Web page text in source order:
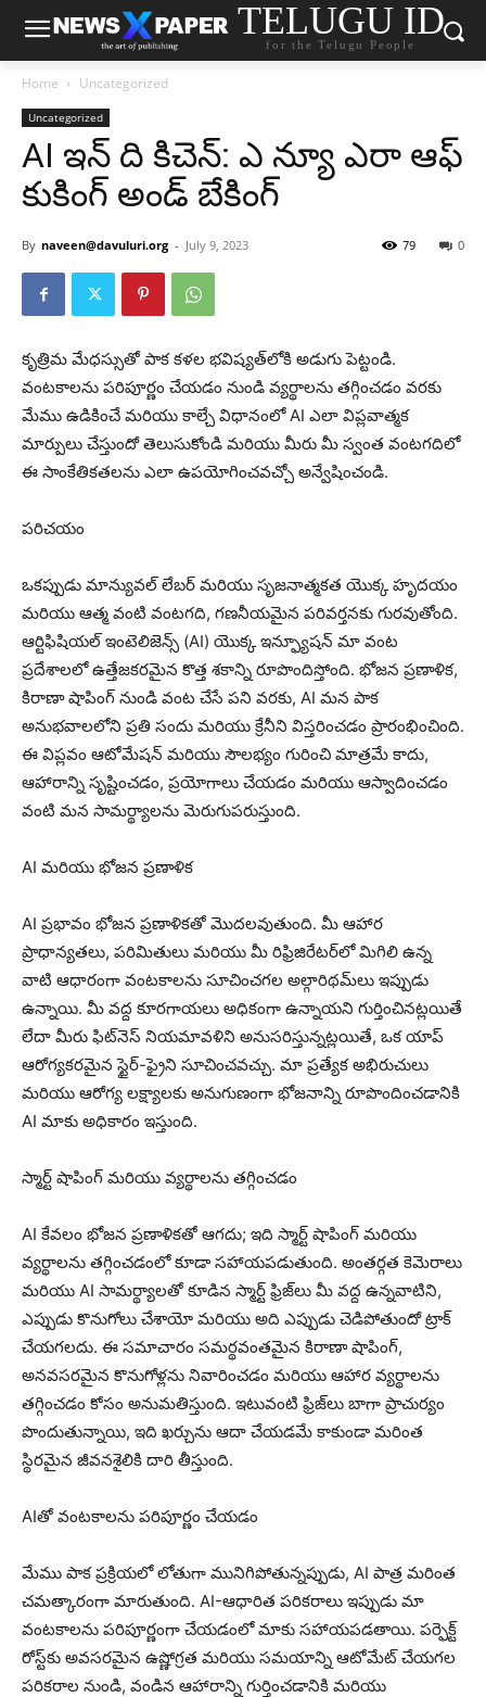
TELUGU ID
for the Telugu People
Home Uncategorized
Uncategorized
AI ఇన్ ది కిచెన్: ఎ న్యూ ఎరా ఆఫ్
కుకింగ్ అండ్ బేకింగ్
By naveen@davuluri.org - July 9, 2023 0
79
కృత్రిమ మేధస్సుతో పాక కళల భవిష్యత్‌లోకి అడుగు పెట్టండి.
వంటకాలను పరిపూర్ణం చేయడం నుండి వ్యర్థాలను తగ్గించడం వరకు
మేము ఉడికించే మరియు కాల్చే విధానంలో AI ఎలా విప్లవాత్మక
మార్పులు చేస్తుందో తెలుసుకోండి మరియు మీరు మీ స్వంత వంటగదిలో
ఈ సాంకేతికతలను ఎలా ఉపయోగించవచ్చో అన్వేషించండి.
పరిచయం
ఒకప్పుడు మాన్యువల్ లేబర్ మరియు సృజనాత్మకత యొక్క హృదయం
మరియు ఆత్మ వంటి వంటగది, గణనీయమైన పరివర్తనకు గురవుతోంది.
ఆర్టిఫిషియల్ ఇంటెలిజెన్స్ (AI) యొక్క ఇన్ఫ్యూషన్ మా వంట
ప్రదేశాలలో ఉత్తేజకరమైన కొత్త శకాన్ని రూపొందిస్తోంది. భోజన ప్రణాళిక,
కిరాణా షాపింగ్ నుండి వంట చేసే పని వరకు, AI మన పాక
అనుభవాలలోని ప్రతి సందు మరియు క్రేనీని విస్తరించడం ప్రారంభించింది.
ఈ విప్లవం ఆటోమేషన్ మరియు సౌలభ్యం గురించి మాత్రమే కాదు,
ఆహారాన్ని సృష్టించడం, ప్రయోగాలు చేయడం మరియు ఆస్వాదించడం
వంటి మన సామర్థ్యాలను మెరుగుపరుస్తుంది.
AI మరియు భోజన ప్రణాళిక
AI ప్రభావం భోజన ప్రణాళికతో మొదలవుతుంది. మీ ఆహార
ప్రాధాన్యతలు, పరిమితులు మరియు మీ రిఫ్రిజిరేటర్‌లో మిగిలి ఉన్న
వాటి ఆధారంగా వంటకాలను సూచించగల అల్గారిథమ్‌లు ఇప్పుడు
ఉన్నాయి. మీ వద్ద కూరగాయలు అధికంగా ఉన్నాయని గుర్తించినట్లయితే
లేదా మీరు ఫిట్‌నెస్ నియమావళిని అనుసరిస్తున్నట్లయితే, ఒక యాప్
ఆరోగ్యకరమైన స్టైర్-ఫ్రైని సూచించవచ్చు. మా ప్రత్యేక అభిరుచులు
మరియు ఆరోగ్య లక్ష్యాలకు అనుగుణంగా భోజనాన్ని రూపొందించడానికి
AI మాకు అధికారం ఇస్తుంది.
స్మార్ట్ షాపింగ్ మరియు వ్యర్థాలను తగ్గించడం
AI కేవలం భోజన ప్రణాళికతో ఆగదు; ఇది స్మార్ట్ షాపింగ్ మరియు
వ్యర్థాలను తగ్గించడంలో కూడా సహాయపడుతుంది. అంతర్గత కెమెరాలు
మరియు AI సామర్థ్యాలతో కూడిన స్మార్ట్ ఫ్రిజ్‌లు మీ వద్ద ఉన్నవాటిని,
ఎప్పుడు కొనుగోలు చేశాయో మరియు అది ఎప్పుడు చెడిపోతుందో ట్రాక్
చేయగలదు. ఈ సమాచారం సమర్థవంతమైన కిరాణా షాపింగ్,
అనవసరమైన కొనుగోళ్లను నివారించడం మరియు ఆహార వ్యర్థాలను
తగ్గించడం కోసం అనుమతిస్తుంది. ఇటువంటి ఫ్రిజ్‌లు బాగా ప్రాచుర్యం
పొందుతున్నాయి, ఇది ఖర్చును ఆదా చేయడమే కాకుండా మరింత
స్థిరమైన జీవనశైలికి దారి తీస్తుంది.
AIతో వంటకాలను పరిపూర్ణం చేయడం
మేము పాక ప్రక్రియలో లోతుగా మునిగిపోతున్నప్పుడు, AI పాత్ర మరింత
చమత్కారంగా మారుతుంది. AI-ఆధారిత పరికరాలు ఇప్పుడు మా
వంటకాలను పరిపూర్ణంగా చేయడంలో మాకు సహాయపడతాయి. పర్ఫెక్ట్
రోస్ట్‌కు అవసరమైన ఉష్ణోగ్రత మరియు సమయాన్ని ఆటోమేట్ చేయగల
పరికరాల నుండి, వండిన ఆహారాన్ని గుర్తించడానికి మరియు